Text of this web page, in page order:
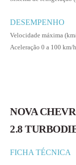
DESEMPENHO
Velocidade máxima
Aceleração 0 a 100
NOVA
2.8
FICHA TÉCNICA